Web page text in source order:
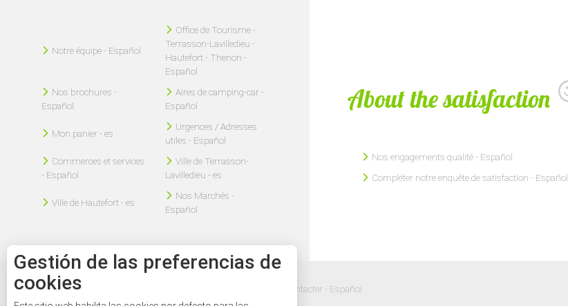
Notre équipe - Español
Office de Tourisme -
Terrasson-Lavilledieu -
Hautefort - Thenon -
Español
Nos brochures -
Español
Aires de camping-car -
Español
Mon panier - es
Urgences / Adresses
utiles - Español
Commerces et services
- Español
Ville de Terrasson-
Lavilledieu - es
Ville de Hautefort - es
Nos Marchés -
Español
About the satisfaction
Nos engagements qualité - Español
Compléter notre enquête de satisfaction - Español
Mentions légales - Español Nous contacter - Español
Gestión de las preferencias de
cookies